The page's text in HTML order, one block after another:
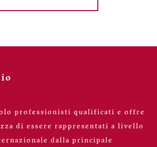
professionisti qualificati e offre
di essere rappresentati a livello
dalla principale